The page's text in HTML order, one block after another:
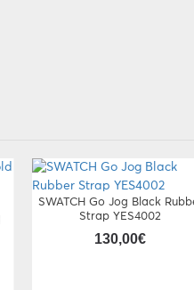
SWATCH Go Jog Black
Strap YES4002
130,00€